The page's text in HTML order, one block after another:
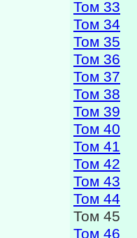
Том 33
Том 34
Том 35
Том 36
Том 37
Том 38
Том 39
Том 40
Том 41
Том 42
Том 43
Том 44
Том 45
Том 46